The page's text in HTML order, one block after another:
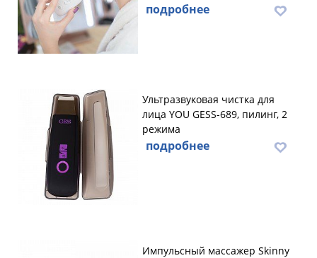
подробнее
Ультразвуковая чистка для
лица YOU GESS-689, пилинг, 2
режима
подробнее
Импульсный массажер Skinny